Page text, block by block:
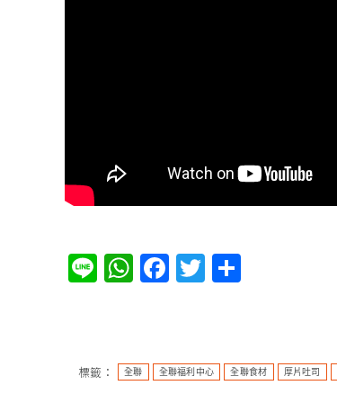
LineWhatsApp
Facebook
Twitter
標籤：
全聯 全聯福利中心 全聯食材 厚片吐司